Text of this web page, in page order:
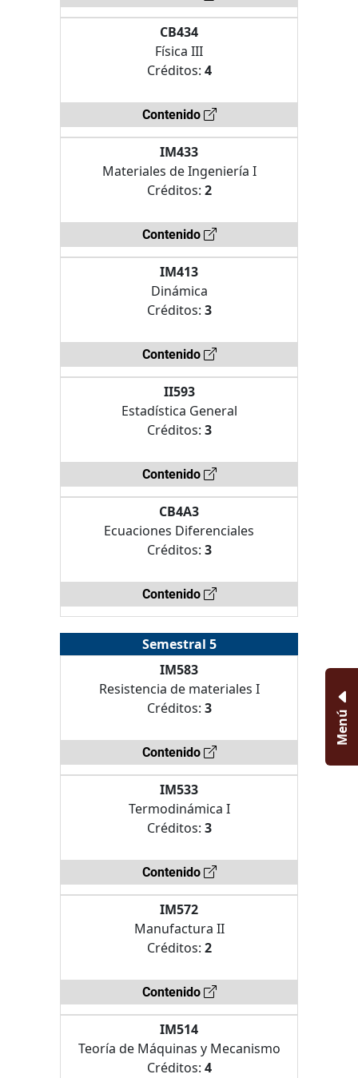
CB434
Física III
Créditos: 4
Contenido
IM433
Materiales de Ingeniería I
Créditos: 2
Contenido
IM413
Dinámica
Créditos: 3
Contenido
II593
Estadística General
Créditos: 3
Contenido
CB4A3
Ecuaciones Diferenciales
Créditos: 3
Contenido
Semestral 5
IM583
Resistencia de materiales I
Créditos: 3
Contenido
IM533
Termodinámica I
Créditos: 3
Contenido
IM572
Manufactura II
Créditos: 2
Contenido
IM514
Teoría de Máquinas y Mecanismo
Créditos: 4
Menú